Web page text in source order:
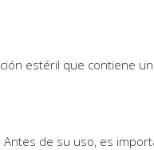
estéril que contiene
de su uso, es